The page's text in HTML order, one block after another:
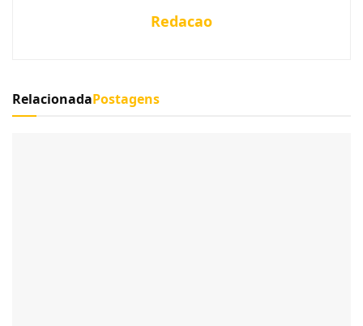
Redacao
RelacionadaPostagens